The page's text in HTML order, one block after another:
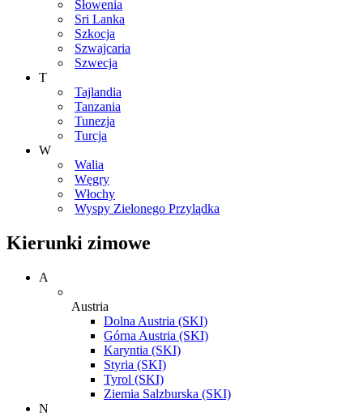
Słowenia
Sri Lanka
Szkocja
Szwajcaria
Szwecja
T
Tajlandia
Tanzania
Tunezja
Turcja
W
Walia
Węgry
Włochy
Wyspy Zielonego Przylądka
Kierunki zimowe
A
Austria
Dolna Austria (SKI)
Górna Austria (SKI)
Karyntia (SKI)
Styria (SKI)
Tyrol (SKI)
Ziemia Salzburska (SKI)
N